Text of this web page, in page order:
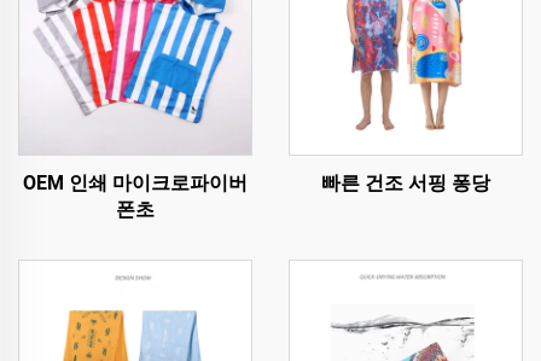
OEM 인쇄 마이크로파이버
폰초
빠른 건조 서핑 퐁당